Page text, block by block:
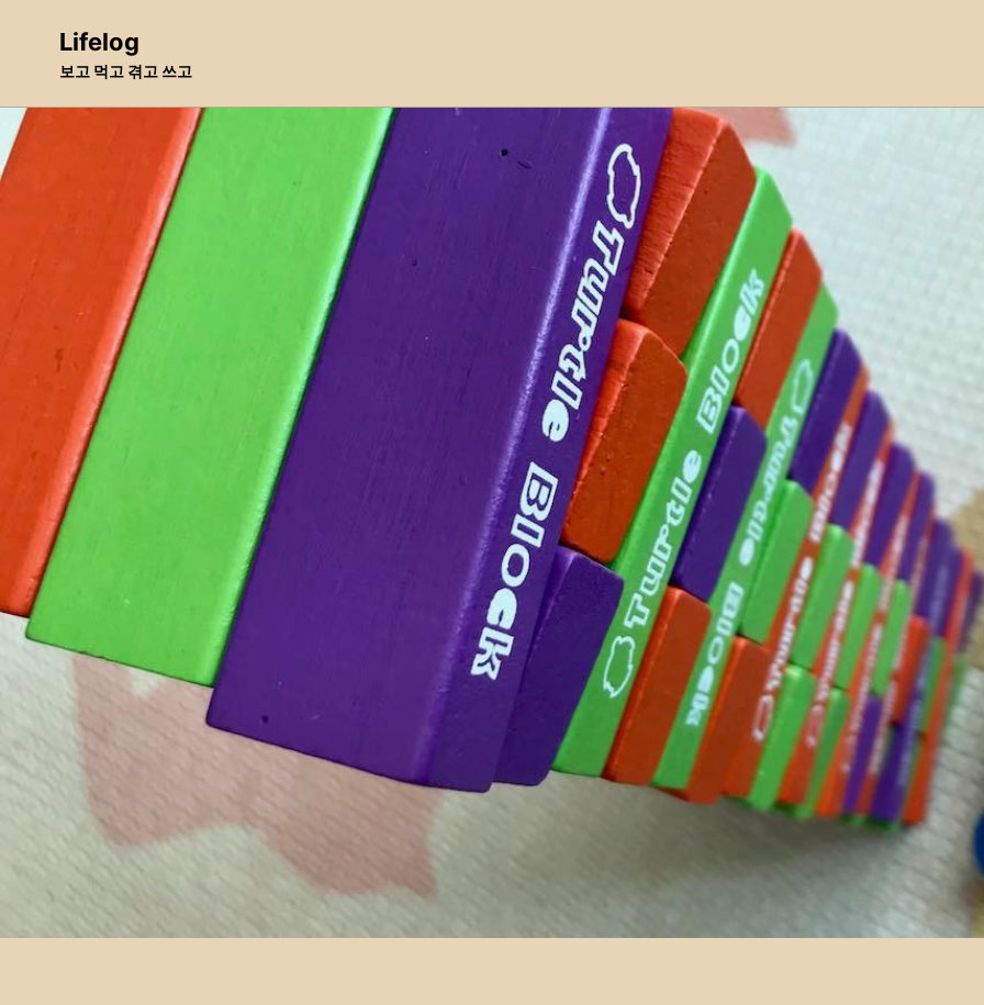
navigation
Lifelog
보고 먹고 겪고 쓰고